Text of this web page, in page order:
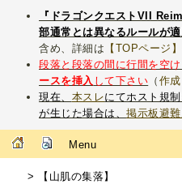
『ドラゴンクエストVII
部通常とは異なるルールが適
含め、詳細は 【TOPページ】
段落と段落の間に行間を空け
ースを挿入 して下さい （ 作
現在、 本スレにてホスト規
が生じた場合は、掲示板避
Menu
> 【山肌の集落】